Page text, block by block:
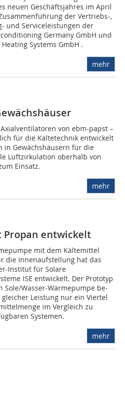
neuen Geschäftsjahres im April
der Vertriebs-,
und Serviceleistungen der
Germany GmbH und
Systems GmbH .
mehr
Axialventilatoren von ebm-papst –
für die Kältetechnik entwickelt
in Gewächshäusern für die
Luftzirkulation oberhalb von
Einsatz.
mehr
entwickelt
mit dem Kältemittel
die Innenaufstellung hat das
In­stitut für Solare
ISE entwickelt. Der Prototyp
Sole/Wasser-Wärmepumpe be­­­­
Leistung nur ein Viertel
im Vergleich zu
Systemen.
mehr